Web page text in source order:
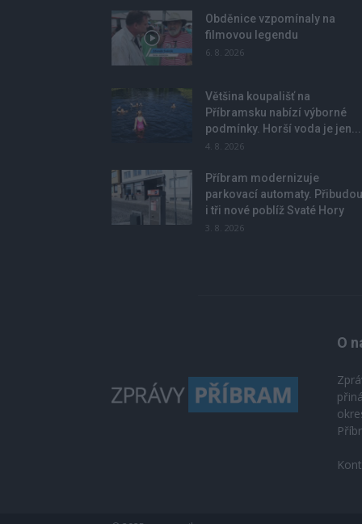
Obděnice vzpomínaly na
filmovou legendu
6. 8. 2026
Většina koupališť na
Příbramsku nabízí výborné
podmínky. Horší voda je jen...
4. 8. 2026
Příbram modernizuje
parkovací automaty. Přibudou
i tři nové poblíž Svaté Hory
3. 8. 2026
O